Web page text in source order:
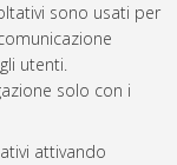
sono usati per
utenti.
solo con i
attivando